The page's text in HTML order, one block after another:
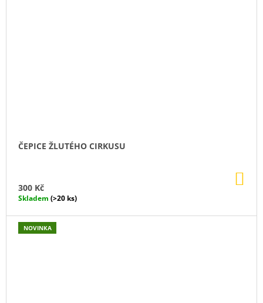
ČEPICE ŽLUTÉHO CIRKUSU
300 Kč
Skladem (>20 ks)
NOVINKA